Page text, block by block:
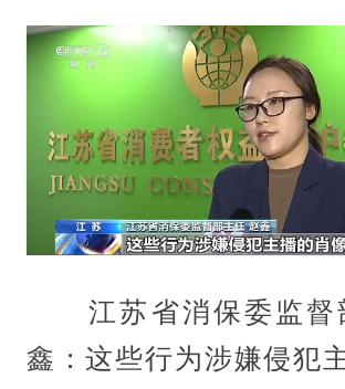
江苏省消保委监督
鑫：这些行为涉嫌侵犯